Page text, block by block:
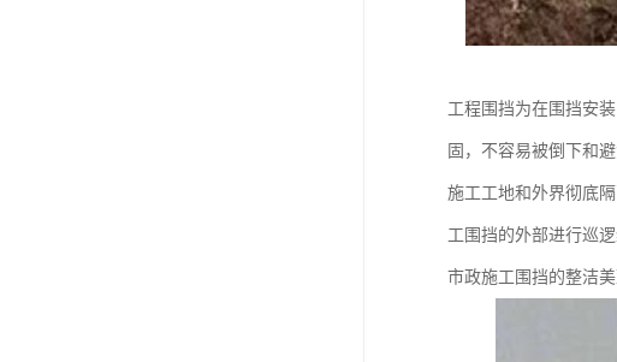
工程围挡为在围挡安
固，不容易被倒下和
施工工地和外界彻底
工围挡的外部进行巡
市政施工围挡的整洁